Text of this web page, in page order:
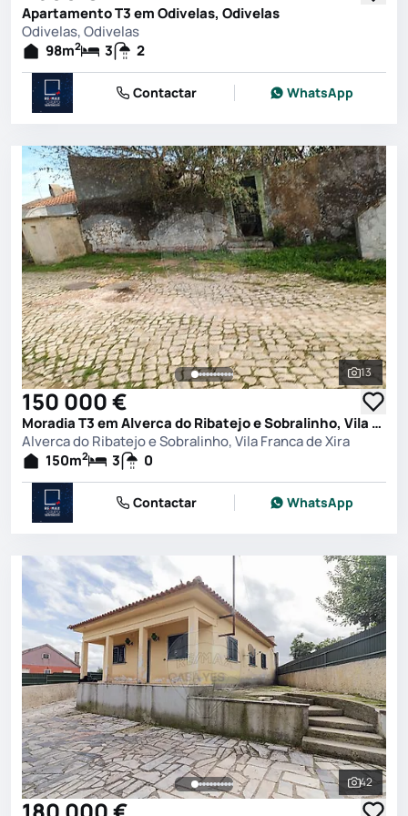
Apartamento T3 em Odivelas, Odivelas
Odivelas, Odivelas
98m2 3 2
Contactar WhatsApp
Ver
13
150 000 €
Moradia T3 em Alverca do Ribatejo e Sobralinho, Vila Franca de Xira
Alverca do Ribatejo e Sobralinho, Vila Franca de Xira
150m2 3 0
Contactar WhatsApp
Ver
42